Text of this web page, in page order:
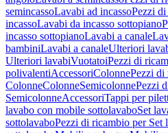
semincassoLavabi ad incassoPezzi
incassoLavabi da incasso sottopiano
incasso sottopianoLavabi a canale
bambiniLavabi a canaleUlteriori
Ulteriori lavabiVuotatoiPezzi di
polivalentiAccessoriColonnePezzi di
ColonneColonneSemicolonnePezzi
SemicolonneAccessoriTappi per
lavabo con mobile sottolavaboSet
sottolavaboPezzi di ricambio per Set